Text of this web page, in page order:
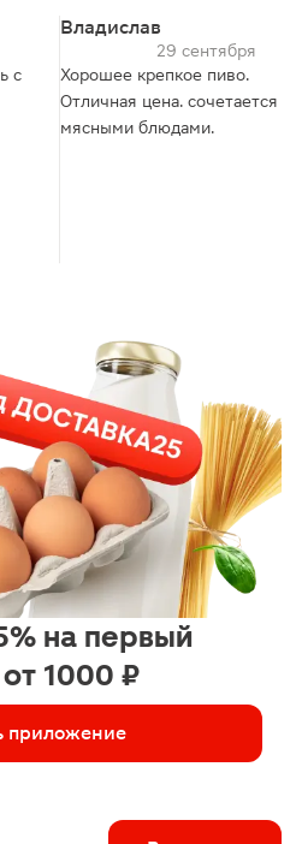
с
Владислав
29 сентября
Хорошее крепкое пиво.
Отличная цена. сочетается с
мясными блюдами.
на первый
1000 ₽
приложение